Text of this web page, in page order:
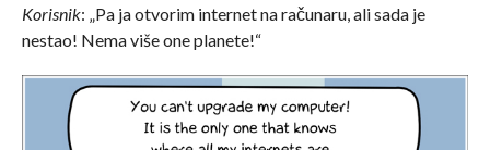
Korisnik: „Pa ja otvorim internet na računaru, ali sada je
nestao! Nema više one planete!“